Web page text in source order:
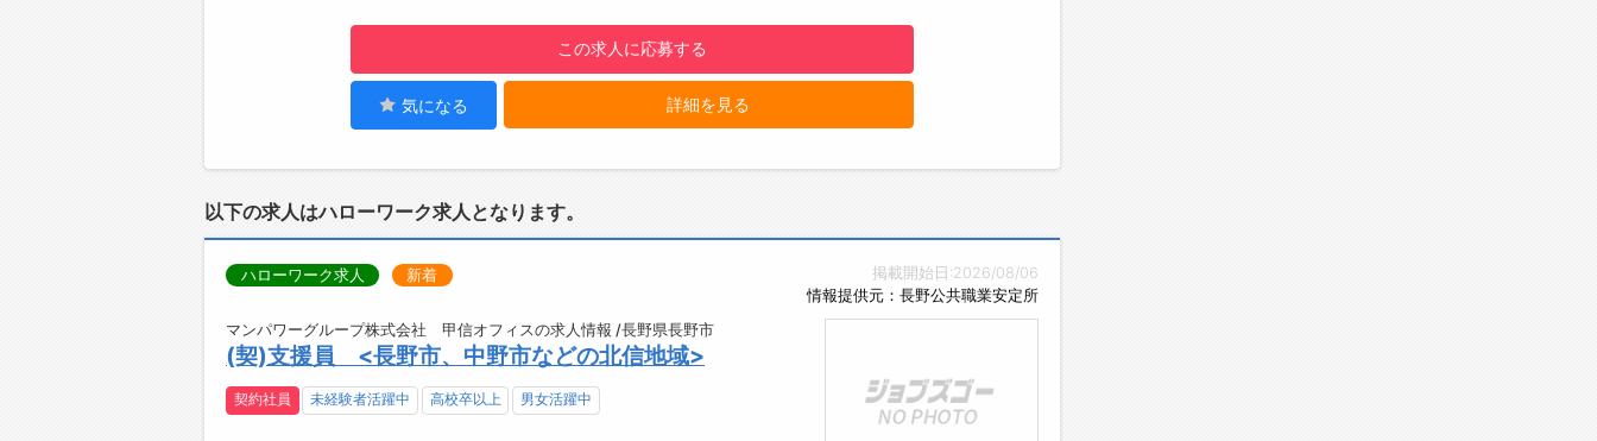
この求人に応募する
気になる 詳細を見る
以下の求人はハローワーク求人となります。
掲載開始日:2026/08/06
情報提供元：長野公共職業安定所
ハローワーク求人 新着
マンパワーグループ株式会社 甲信オフィスの求人情報 /長野県長野市
(契)支援員 <長野市、中野市などの北信地域>
契約社員 未経験者活躍中 高校卒以上 男女活躍中